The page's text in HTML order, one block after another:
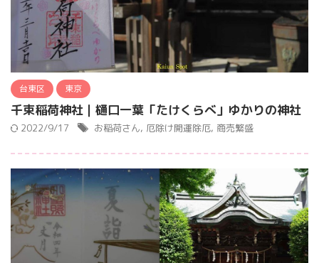
台東区 東京
千束稲荷神社｜樋口一葉「たけくらべ」ゆかりの神社
2022/9/17 お稲荷さん, 厄除け開運除厄, 商売繁盛